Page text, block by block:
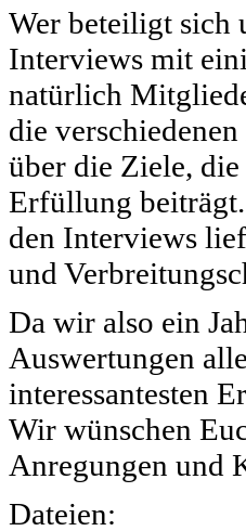
Wer beteiligt sich
Interviews mit
natürlich
die
über die Ziele,
Erfüllung
den Interviews
und
Da wir also ein
Auswertungen
interessantesten
Wir wünschen
Anregungen und
Dateien: